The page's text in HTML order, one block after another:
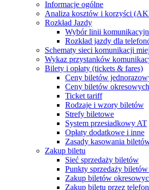
Informacje ogólne
Analiza kosztów i korzyści
Rozkład Jazdy
Wybór linii
Rozkład jazdy dla
Schematy sieci komunikacji
Wykaz przystanków
Bilety i opłaty (tickets & fares)
Ceny biletów
Ceny biletów okresowych
Ticket tariff
Rodzaje i wzory biletów
Strefy biletowe
System przesiadkowy AT
Opłaty dodatkowe i inne
Zasady kasowania
Zakup biletu
Sieć sprzedaży biletów
Punkty sprzedaży
Zakup biletów
Zakup biletu przez telefon